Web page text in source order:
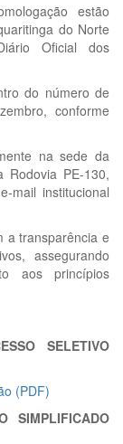
estão
do Norte
Oficial dos
do número de
conforme
na sede da
Rodovia PE-130,
mail institucional
a transparência e
assegurando
aos princípios
SELETIVO
(PDF)
SIMPLIFICADO